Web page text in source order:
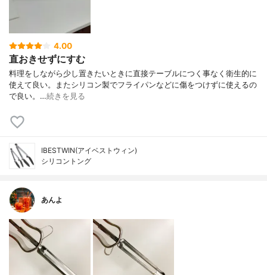
4.00
直おきせずにすむ
料理をしながら少し置きたいときに直接テーブルにつく事なく衛生的に
使えて良い。またシリコン製でフライパンなどに傷をつけずに使えるの
で良い。…続きを見る
IBESTWIN(アイベストウィン)
シリコントング
あんよ